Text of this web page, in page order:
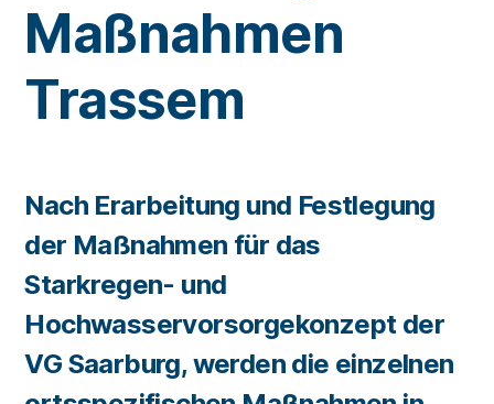
Maßnahmen
Trassem
Nach Erarbeitung und Festlegung
der Maßnahmen für das
Starkregen- und
Hochwasservorsorgekonzept der
VG Saarburg, werden die einzelnen